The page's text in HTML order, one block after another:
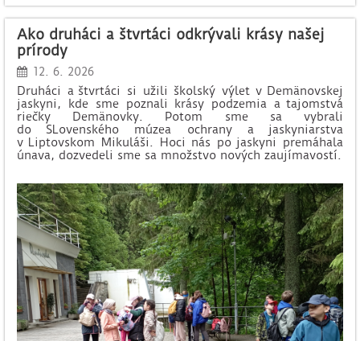
UMENIA
A KULTÚRY:
Ako druháci a štvrtáci odkrývali krásy našej
prírody
12. 6. 2026
Druháci a štvrtáci si užili školský výlet v Demänovskej
jaskyni, kde sme poznali krásy podzemia a tajomstvá
riečky Demänovky. Potom sme sa vybrali
do SLovenského múzea ochrany a jaskyniarstva
v Liptovskom Mikuláši. Hoci nás po jaskyni premáhala
únava, dozvedeli sme sa množstvo nových zaujímavostí.